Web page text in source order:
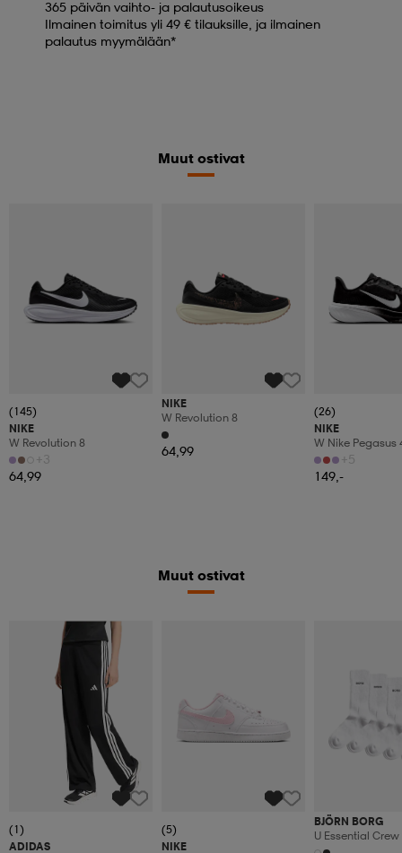
365 päivän vaihto- ja palautusoikeus
Ilmainen toimitus yli 49 € tilauksille, ja ilmainen
palautus myymälään*
Muut ostivat
(145)
NIKE
W Revolution 8
+3
64,99
NIKE
W Revolution 8
64,99
(26)
NIKE
W Nike Pegasus
Women's Road
+5
149,-
Muut ostivat
(1)
ADIDAS
(5)
NIKE
BJÖRN BORG
U Essential